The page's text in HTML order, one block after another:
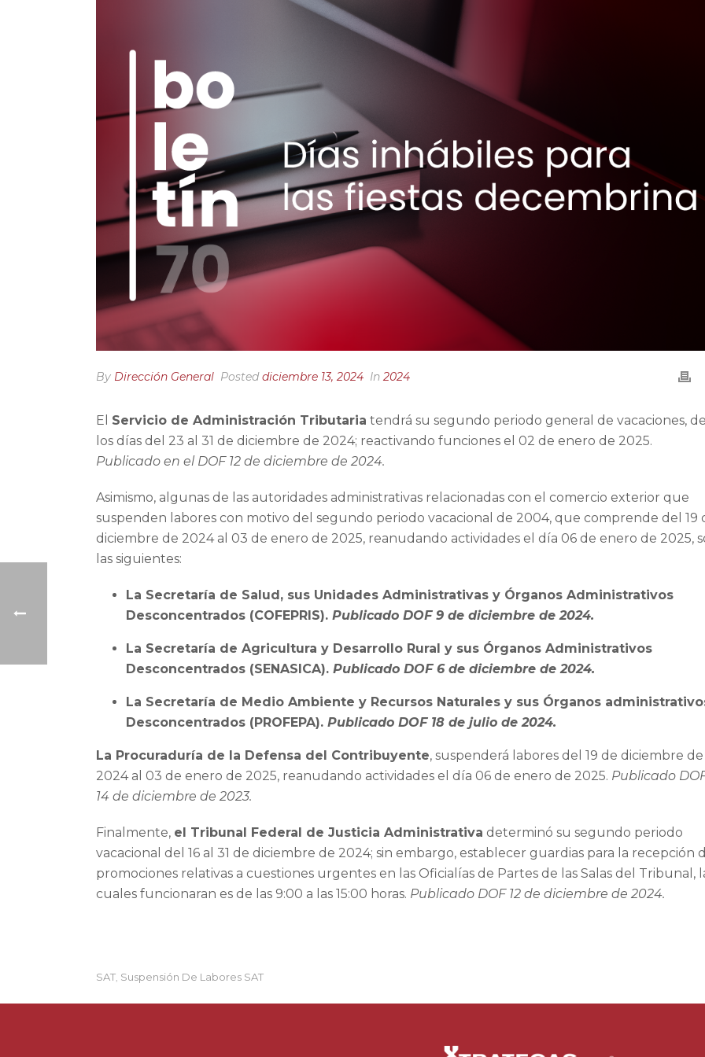
By Dirección General Posteddiciembre 13, 2024 In 2024
El Servicio de Administración Tributaria tendrá su segundo periodo general de vacaciones, de
los días del 23 al 31 de diciembre de 2024; reactivando funciones el 02 de enero de 2025.
Publicado en el DOF 12 de diciembre de 2024.
Asimismo, algunas de las autoridades administrativas relacionadas con el comercio exterior que
suspenden labores con motivo del segundo periodo vacacional de 2004, que comprende del 19
diciembre de 2024 al 03 de enero de 2025, reanudando actividades el día 06 de enero de 2025,
las siguientes:
La Secretaría de Salud, sus Unidades Administrativas y Órganos Administrativos
Desconcentrados (COFEPRIS). Publicado DOF 9 de diciembre de 2024.
La Secretaría de Agricultura y Desarrollo Rural y sus Órganos Administrativos
Desconcentrados (SENASICA). Publicado DOF 6 de diciembre de 2024.
La Secretaría de Medio Ambiente y Recursos Naturales y sus Órganos
Desconcentrados (PROFEPA). Publicado DOF 18 de julio de 2024.
La Procuraduría de la Defensa del Contribuyente, suspenderá labores del 19 de diciembre de
2024 al 03 de enero de 2025, reanudando actividades el día 06 de enero de 2025. Publicado
14 de diciembre de 2023.
Finalmente, el Tribunal Federal de Justicia Administrativa determinó su segundo periodo
vacacional del 16 al 31 de diciembre de 2024; sin embargo, establecer guardias para la recepción
promociones relativas a cuestiones urgentes en las Oficialías de Partes de las Salas del Tribunal,
cuales funcionaran es de las 9:00 a las 15:00 horas. Publicado DOF 12 de diciembre de 2024.
SAT Suspensión De Labores SAT